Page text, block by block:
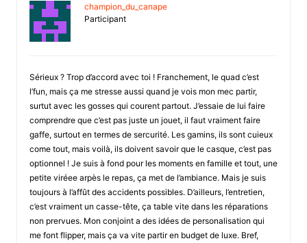
champion_du_canape
Participant
Sérieux ? Trop d’accord avec toi ! Franchement, le quad c’est
l’fun, mais ça me stresse aussi quand je vois mon mec partir,
surtut avec les gosses qui courent partout. J’essaie de lui faire
comprendre que c’est pas juste un jouet, il faut vraiment faire
gaffe, surtout en termes de sercurité. Les gamins, ils sont cuieux
come tout, mais voilà, ils doivent savoir que le casque, c’est pas
optionnel ! Je suis à fond pour les moments en famille et tout, une
petite viréee arpès le repas, ça met de l’ambiance. Mais je suis
toujours à l’affût des accidents possibles. D’ailleurs, l’entretien,
c’est vraiment un casse-tête, ça table vite dans les réparations
non prervues. Mon conjoint a des idées de personalisation qui
me font flipper, mais ça va vite partir en budget de luxe. Bref,